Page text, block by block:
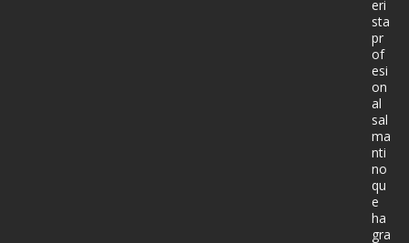
eri
sta
pr
of
esi
on
al
sal
ma
nti
no
qu
e
ha
gra